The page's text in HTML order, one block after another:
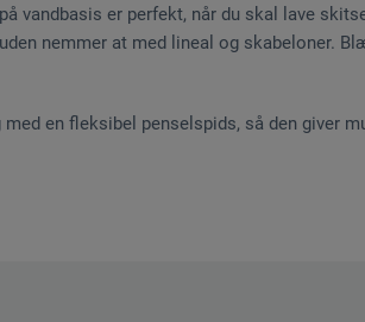
vandbasis er perfekt, når du skal lave
nemmer at med lineal og skabeloner.
en fleksibel penselspids, så den giver